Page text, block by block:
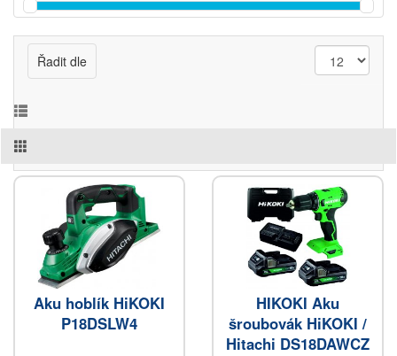
Řadit dle
Aku hoblík HiKOKI
P18DSLW4
HIKOKI Aku
šroubovák HiKOKI /
Hitachi DS18DAWCZ